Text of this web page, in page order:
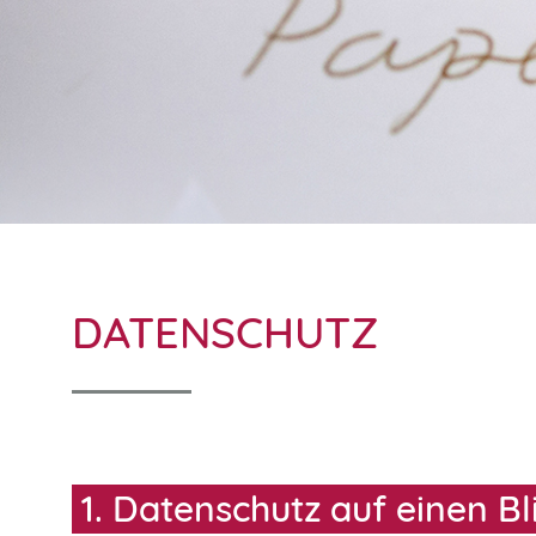
DATENSCHUTZ
1. Datenschutz auf einen